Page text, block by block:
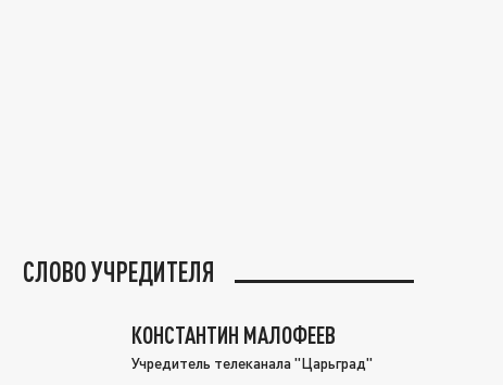
СЛОВО УЧРЕДИТЕЛЯ
КОНСТАНТИН МАЛОФЕЕВ
Учредитель телеканала "Царьград"